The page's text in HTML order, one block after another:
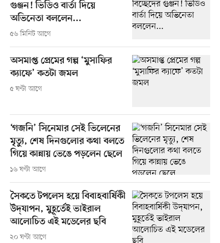
গুঞ্জন! ভিডিও বার্তা দিয়ে
অভিনেতা বললেন...
৫৬ মিনিট আগে
অসমাপ্ত প্রেমের গল্প ‘মুসাফির
ক্যাফে’ কতটা জমল
৫ ঘণ্টা আগে
‘গজনি’ সিনেমার সেই ভিলেনের
মৃত্যু, শেষ দিনগুলোর কথা বলতে
গিয়ে কান্নায় ভেঙে পড়লেন ছেলে
১৬ ঘণ্টা আগে
সৈকতে টপলেস হয়ে বিবাহবার্ষিকী
উদ্‌যাপন, মুহূর্তেই ভাইরাল
আলোচিত এই মডেলের ছবি
২০ ঘণ্টা আগে